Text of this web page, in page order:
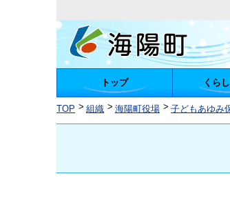
トップ くら
TOP 組織 海陽町役場 子どもあゆみ